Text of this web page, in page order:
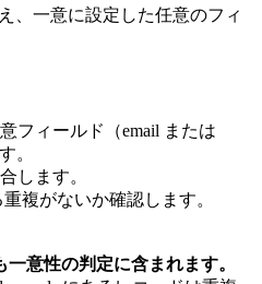
、一意に設定した任意のフィ
フィールド（email または
。
します。
複がないか確認します。
意性の判定に含まれます。